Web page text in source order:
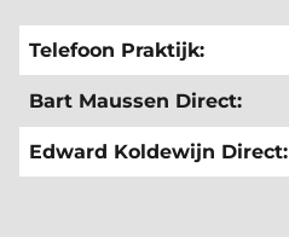
Telefoon Praktijk:
Bart Maussen Direct:
Edward Koldewijn Direct: